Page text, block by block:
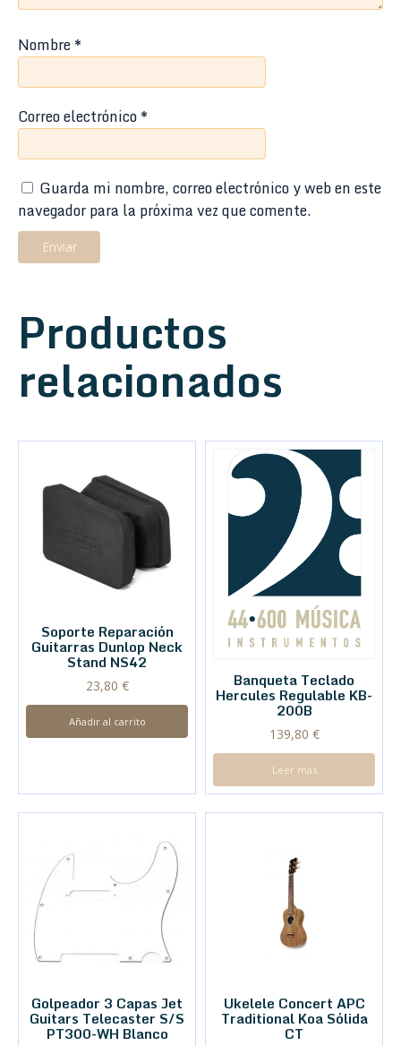
Nombre*
Correo electrónico*
Guarda mi nombre, correo electrónico y web en este
navegador para la próxima vez que comente.
Productos
relacionados
Soporte Reparación
Guitarras Dunlop Neck
Stand NS42
23,80 €
Añadir al carrito
Banqueta Teclado
Hercules Regulable KB-
200B
139,80 €
Leer más
Golpeador 3 Capas Jet
Guitars Telecaster S/S
PT300-WH Blanco
Ukelele Concert APC
Traditional Koa Sólida
CT